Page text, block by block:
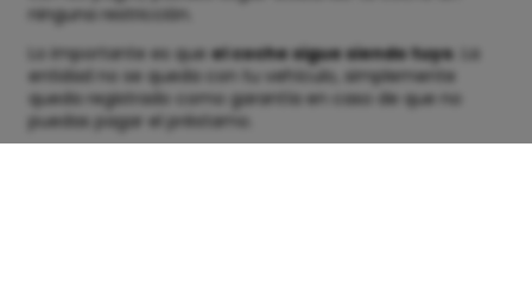
ninguna restricción.
Lo importante es que el coche sigue siendo tuyo . La
entidad no se queda con tu vehículo, simplemente
queda registrado como garantía en caso de que no
puedas pagar el préstamo.